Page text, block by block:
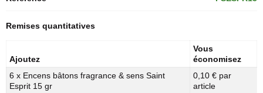
Remises quantitatives
Ajoutez
Vous
économisez
6 x Encens bâtons fragrance & sens Saint
Esprit 15 gr
0,10 € par
article